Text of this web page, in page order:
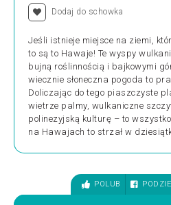
Dodaj do schowka
Jeśli istnieje miejsce na ziemi,
to są to Hawaje! Te wyspy
bujną roślinnością i bajkowymi
wiecznie słoneczna pogoda to
Doliczając do tego piaszczyste
wietrze palmy, wulkaniczne
polinezyjską kulturę – to
na Hawajach to strzał w
POLUB